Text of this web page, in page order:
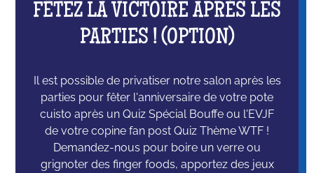
FÊTEZ LA VICTOIRE APRÈS LES
PARTIES ! (OPTION)
Il est possible de privatiser notre salon après les
parties pour fêter l'anniversaire de votre pote
cuisto après un Quiz Spécial Bouffe ou l'EVJF
de votre copine fan post Quiz Thème WTF !
Demandez-nous pour boire un verre ou
grignoter des finger foods, apportez des jeux